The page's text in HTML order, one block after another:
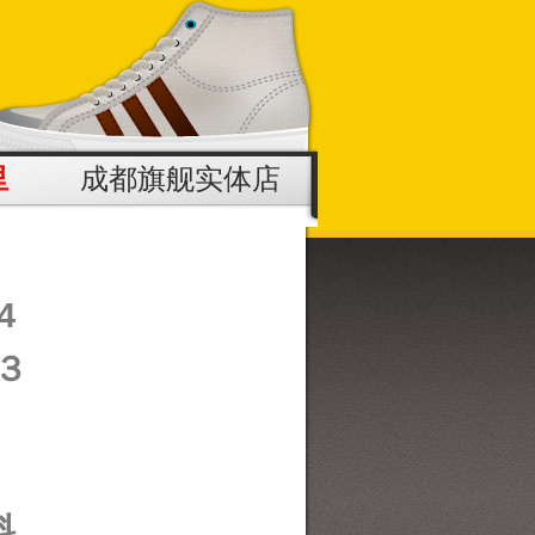
成都旗舰实体店